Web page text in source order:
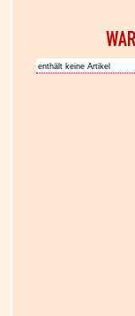
enthält keine Artikel